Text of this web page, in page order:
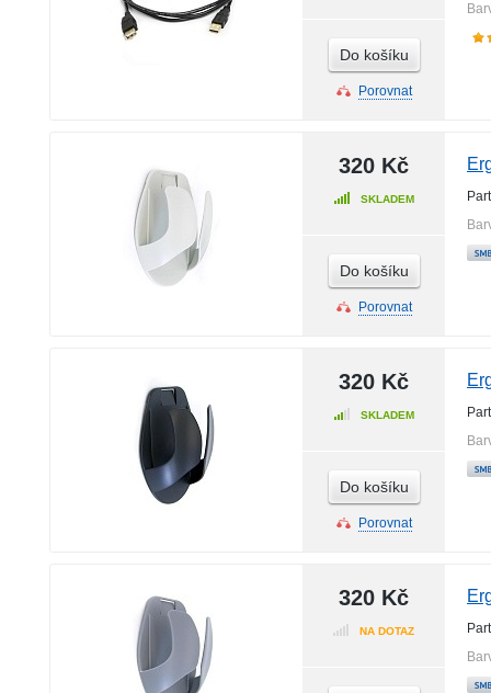
Do košíku
Porovnat
320 Kč
SKLADEM
Do košíku
Porovnat
320 Kč
SKLADEM
Do košíku
Porovnat
320 Kč
NA DOTAZ